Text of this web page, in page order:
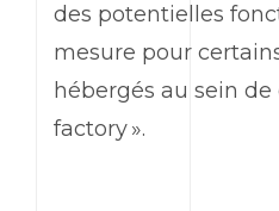
des potentielles
mesure pour
hébergés au sein de
factory ».